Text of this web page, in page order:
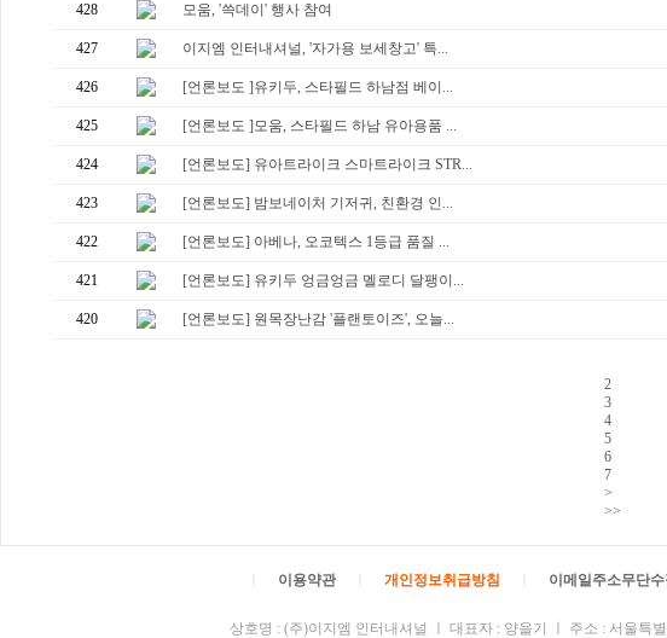
428 모움, '쓱데이' 행사 참여
427 이지엠 인터내셔널, '자가용 보세창고' 특...
426 [언론보도 ]유키두, 스타필드 하남점 베이...
425 [언론보도 ]모움, 스타필드 하남 유아용품 ...
424 [언론보도] 유아트라이크 스마트라이크 STR...
423 [언론보도] 밤보네이처 기저귀, 친환경 인...
422 [언론보도] 아베나, 오코텍스 1등급 품질 ...
421 [언론보도] 유키두 엉금엉금 멜로디 달팽이...
420 [언론보도] 원목장난감 '플랜토이즈', 오늘...
2
3
4
5
6
7
>
>>
이용약관 개인정보취급방침 이메일주소무단
상호명 : (주)이지엠 인터내셔널 ㅣ 대표자 : 양을기 ㅣ 주소 : 서울특